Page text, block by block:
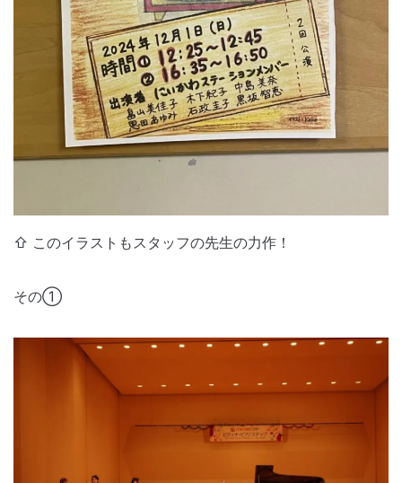
⇧ このイラストもスタッフの先生の力作！
その①